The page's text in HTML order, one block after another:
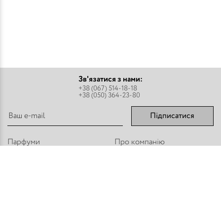
Зв'язатися з нами:
+38 (067) 514-18-18
+38 (050) 364-23-80
Підписатися
Парфуми
Про компанію